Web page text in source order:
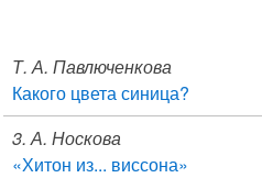
Т. А. Павлюченкова
Какого цвета синица?
3. А. Носкова
«Хитон из... виссона»